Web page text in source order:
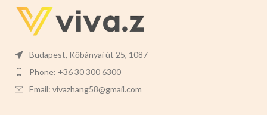
Budapest, Kőbányai út 25, 1087
Phone: +36 30 300 6300
Email: vivazhang58@gmail.com